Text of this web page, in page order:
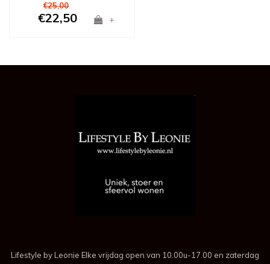
€25,00
€22,50 +
Lifestyle by Leonie Elke vrijdag open van 10.00u-17.00 en zaterdag